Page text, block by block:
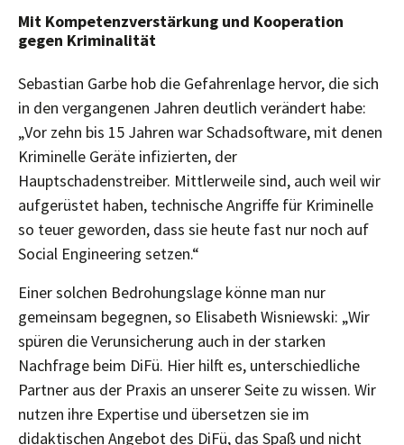
Mit Kompetenzverstärkung und Kooperation
gegen Kriminalität
Sebastian Garbe hob die Gefahrenlage hervor, die sich
in den vergangenen Jahren deutlich verändert habe:
„Vor zehn bis 15 Jahren war Schadsoftware, mit denen
Kriminelle Geräte infizierten, der
Hauptschadenstreiber. Mittlerweile sind, auch weil wir
aufgerüstet haben, technische Angriffe für Kriminelle
so teuer geworden, dass sie heute fast nur noch auf
Social Engineering setzen.“
Einer solchen Bedrohungslage könne man nur
gemeinsam begegnen, so Elisabeth Wisniewski: „Wir
spüren die Verunsicherung auch in der starken
Nachfrage beim DiFü. Hier hilft es, unterschiedliche
Partner aus der Praxis an unserer Seite zu wissen. Wir
nutzen ihre Expertise und übersetzen sie im
didaktischen Angebot des DiFü, das Spaß und nicht